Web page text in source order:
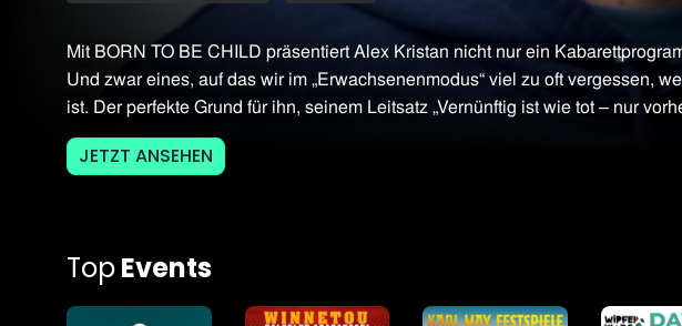
Mit BORN TO BE CHILD präsentiert Alex Kristan nicht nur ein
Und zwar eines, auf das wir im „Erwachsenenmodus“ viel zu oft vergessen,
ist. Der perfekte Grund für ihn, seinem Leitsatz „Vernünftig ist wie tot – nur
JETZT ANSEHEN
TopEvents